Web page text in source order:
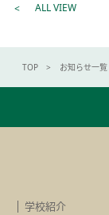
ALL VIEW
TOP お知らせ一覧
学校紹介